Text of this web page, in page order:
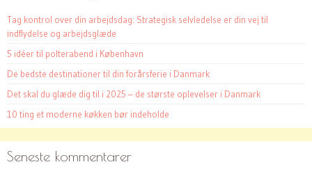
Tag kontrol over din arbejdsdag: Strategisk selvledelse er din vej til
indflydelse og arbejdsglæde
5 idéer til polterabend i København
De bedste destinationer til din forårsferie i Danmark
Det skal du glæde dig til i 2025 – de største oplevelser i Danmark
10 ting et moderne køkken bør indeholde
Seneste kommentarer